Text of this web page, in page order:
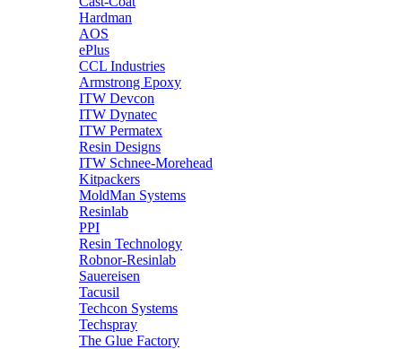
Hardman
AOS
ePlus
CCL Industries
Armstrong Epoxy
ITW Devcon
ITW Dynatec
ITW Permatex
Resin Designs
ITW Schnee-Morehead
Kitpackers
MoldMan Systems
Resinlab
PPI
Resin Technology
Robnor-Resinlab
Sauereisen
Tacusil
Techcon Systems
Techspray
The Glue Factory